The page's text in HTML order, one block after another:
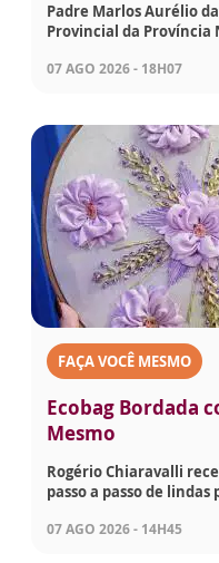
Padre Marlos Aurélio
Provincial da Província
07 AGO 2026 - 18H07
FAÇA VOCÊ MESMO
Ecobag Bordada
Mesmo
Rogério Chiaravalli
passo a passo de
07 AGO 2026 - 14H45